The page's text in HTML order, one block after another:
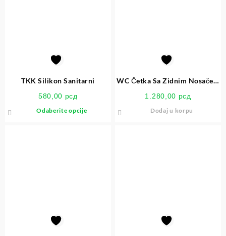
TKK Silikon Sanitarni
580,00 рсд
Odaberite opcije
WC Četka Sa Zidnim Nosačem
1.280,00 рсд
Dodaj u korpu